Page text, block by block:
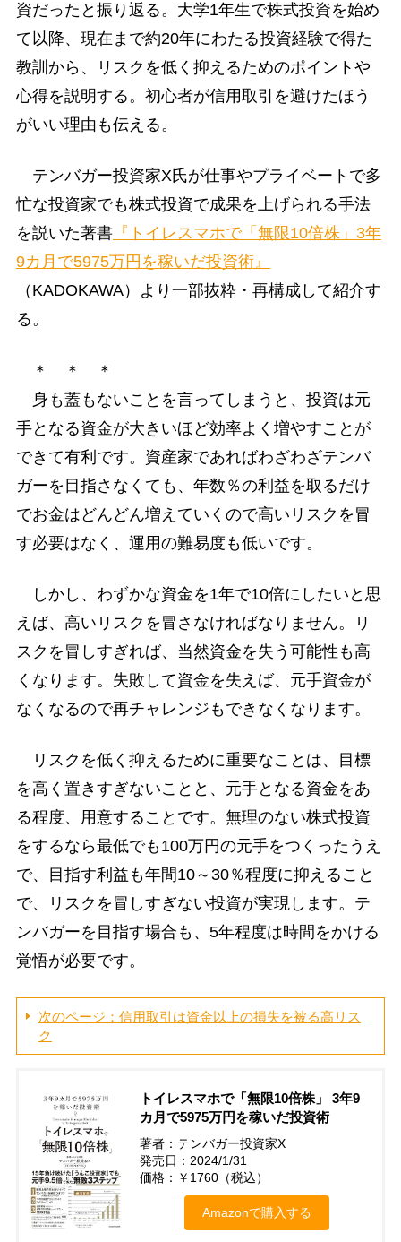
資だったと振り返る。大学1年生で株式投資を始め
て以降、現在まで約20年にわたる投資経験で得た
教訓から、リスクを低く抑えるためのポイントや
心得を説明する。初心者が信用取引を避けたほう
がいい理由も伝える。
テンバガー投資家X氏が仕事やプライベートで多
忙な投資家でも株式投資で成果を上げられる手法
を説いた著書『トイレスマホで「無限10倍株」3年
9カ月で5975万円を稼いだ投資術』
（KADOKAWA）より一部抜粋・再構成して紹介す
る。
＊ ＊ ＊
身も蓋もないことを言ってしまうと、投資は元
手となる資金が大きいほど効率よく増やすことが
できて有利です。資産家であればわざわざテンバ
ガーを目指さなくても、年数％の利益を取るだけ
でお金はどんどん増えていくので高いリスクを冒
す必要はなく、運用の難易度も低いです。
しかし、わずかな資金を1年で10倍にしたいと思
えば、高いリスクを冒さなければなりません。リ
スクを冒しすぎれば、当然資金を失う可能性も高
くなります。失敗して資金を失えば、元手資金が
なくなるので再チャレンジもできなくなります。
リスクを低く抑えるために重要なことは、目標
を高く置きすぎないことと、元手となる資金をあ
る程度、用意することです。無理のない株式投資
をするなら最低でも100万円の元手をつくったうえ
で、目指す利益も年間10～30％程度に抑えること
で、リスクを冒しすぎない投資が実現します。テ
ンバガーを目指す場合も、5年程度は時間をかける
覚悟が必要です。
次のページ：信用取引は資金以上の損失を被る高リス
ク
トイレスマホで「無限10倍株」 3年9
カ月で5975万円を稼いだ投資術
著者：テンバガー投資家X
発売日：2024/1/31
価格：￥1760（税込）
Amazonで購入する